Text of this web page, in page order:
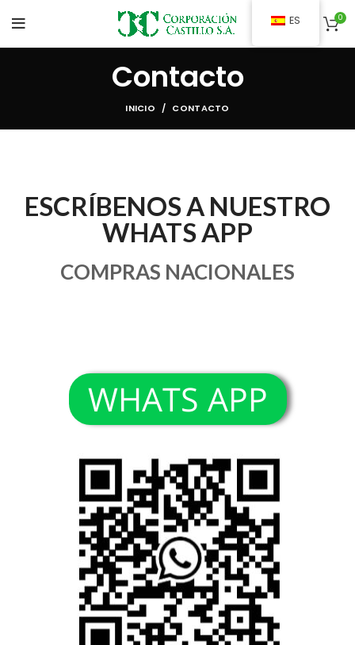
0
Contacto
INICIO CONTACTO
ESCRÍBENOS A NUESTRO
WHATS APP
COMPRAS NACIONALES
WHATS APP
ES